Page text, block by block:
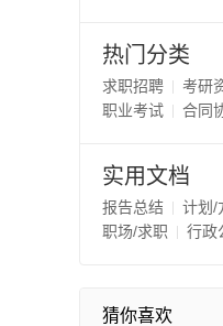
热门分类
求职招聘 考研
职业考试
合同
实用文档
报告总结 计划/
职场/求职
行政
猜你喜欢